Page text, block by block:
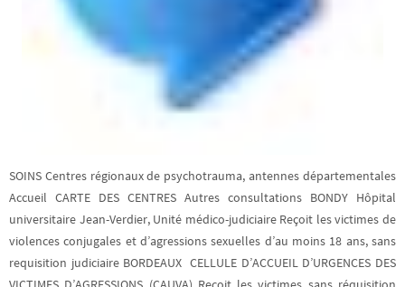
SOINS Centres régionaux de psychotrauma, antennes départementales
Accueil CARTE DES CENTRES Autres consultations BONDY Hôpital
universitaire Jean-Verdier, Unité médico-judiciaire Reçoit les victimes de
violences conjugales et d’agressions sexuelles d’au moins 18 ans, sans
requisition judiciaire BORDEAUX CELLULE D’ACCUEIL D’URGENCES DES